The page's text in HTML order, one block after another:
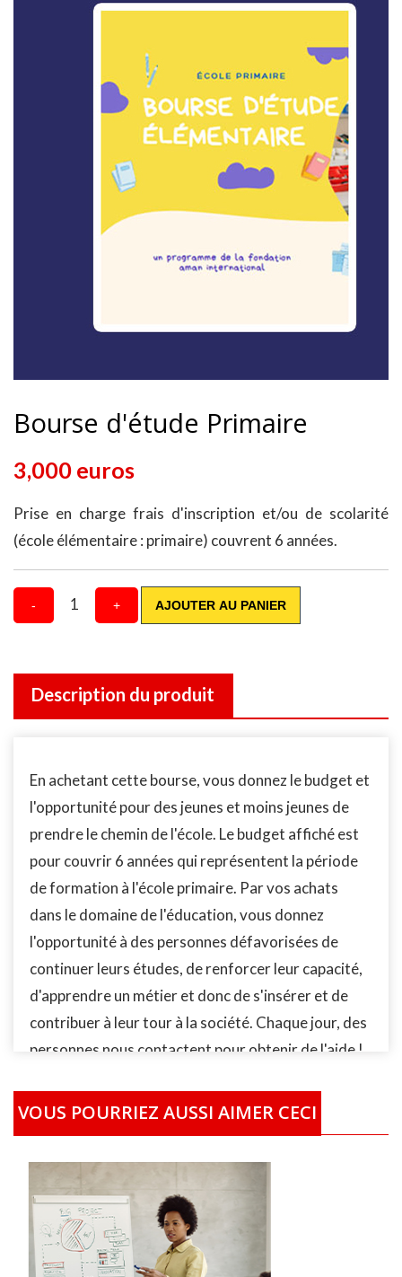
Bourse d'étude Primaire
3,000 euros
Prise en charge frais d'inscription et/ou de scolarité
(école élémentaire : primaire) couvrent 6 années.
- 1 + AJOUTER AU PANIER
Description du produit
En achetant cette bourse, vous donnez le budget et
l'opportunité pour des jeunes et moins jeunes de
prendre le chemin de l'école. Le budget affiché est
pour couvrir 6 années qui représentent la période
de formation à l'école primaire. Par vos achats
dans le domaine de l'éducation, vous donnez
l'opportunité à des personnes défavorisées de
continuer leurs études, de renforcer leur capacité,
d'apprendre un métier et donc de s'insérer et de
contribuer à leur tour à la société. Chaque jour, des
personnes nous contactent pour obtenir de l'aide !
personnes identifiées par notre Fondation la
Fondation AMAN-International (FAI) qui ont des
leur études/formation localement partout dans le
monde. En fonction de leur situation socio-
économique, les bénéficiaires recevront la prise en
charge complète ou partielle selon le cas de leur
VOUS POURRIEZ AUSSI AIMER CECI